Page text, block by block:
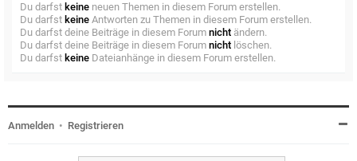
Du darfst keine neuen Themen in diesem Forum erstellen.
Du darfst keine Antworten zu Themen in diesem Forum erstellen.
Du darfst deine Beiträge in diesem Forum nicht ändern.
Du darfst deine Beiträge in diesem Forum nicht löschen.
Du darfst keine Dateianhänge in diesem Forum erstellen.
Anmelden • Registrieren